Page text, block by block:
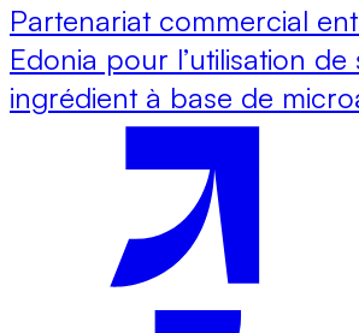
Partenariat commercial
Edonia pour l’utilisation de
ingrédient à base de